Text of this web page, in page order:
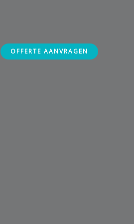
OFFERTE AANVRAGEN